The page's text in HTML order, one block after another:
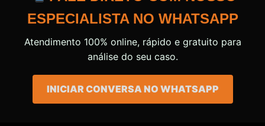
ESPECIALISTA NO WHATSAPP
Atendimento 100% online, rápido e gratuito para
análise do seu caso.
INICIAR CONVERSA NO WHATSAPP